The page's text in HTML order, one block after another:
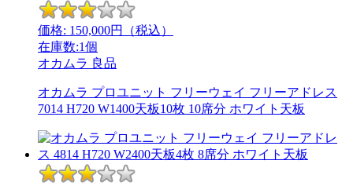
価格: 150,000円（税込）
在庫数:1個
オカムラ 良品
オカムラ プロユニット フリーウェイ フリーアドレス
7014 H720 W1400天板10枚 10席分 ホワイト天板